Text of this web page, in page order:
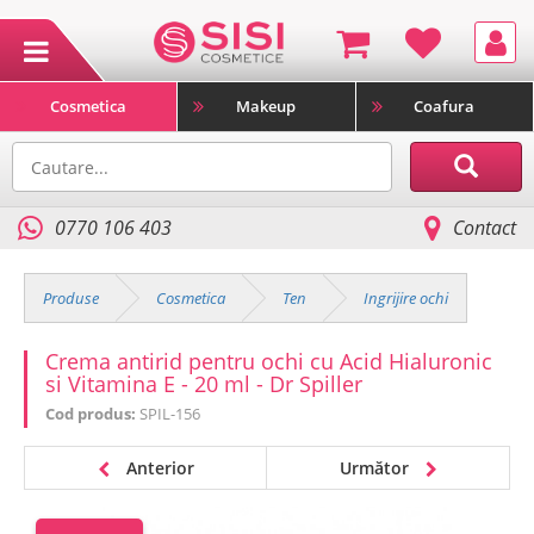
Cosmetica Makeup Coafura
0770 106 403 Contact
Produse Cosmetica Ten Ingrijire ochi
Crema antirid pentru ochi cu Acid Hialuronic
si Vitamina E - 20 ml - Dr Spiller
Cod produs: SPIL-156
Anterior Următor